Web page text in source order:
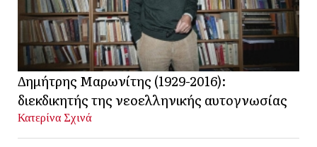
Δημήτρης Μαρωνίτης (1929-2016):
διεκδικητής της νεοελληνικής αυτογνωσίας
Κατερίνα Σχινά